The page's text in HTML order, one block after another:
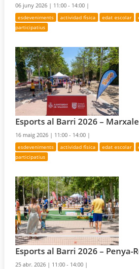
06 juny 2026 | 11:00 - 14:00 |
esdeveniments actividad física edat escolar
participatius
Esports al Barri 2026 –
16 maig 2026 | 11:00 - 14:00 |
esdeveniments actividad física edat escolar
participatius
Esports al Barri 2026 – Penya-
25 abr. 2026 | 11:00 - 14:00 |